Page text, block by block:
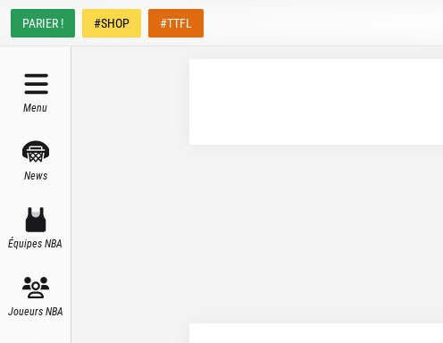
PARIER ! #SHOP #TTFL
Menu
News
Équipes NBA
Joueurs NBA